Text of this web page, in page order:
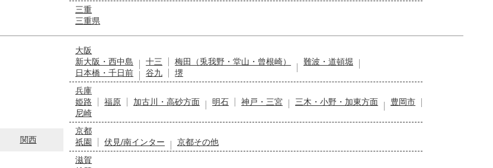
三重
三重県
関西
大阪
新大阪・西中島
十三 梅田（兎我野・堂山・曾根崎）
難波・道頓堀
日本橋・千日前
谷九
堺
兵庫
姫路
福原 加古川・高砂方面 明石 神戸・三宮 三木・小野・加東方面
豊岡市
尼崎
京都
祇園
伏見/南インター
京都その他
滋賀